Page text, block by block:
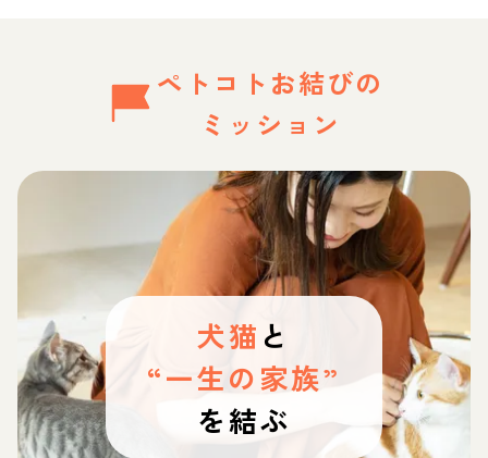
ペトコトお結びの
ミッション
犬猫 と
“一生の家族”
を結ぶ